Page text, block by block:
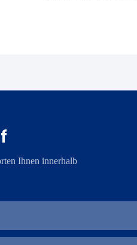
Ihnen innerhalb